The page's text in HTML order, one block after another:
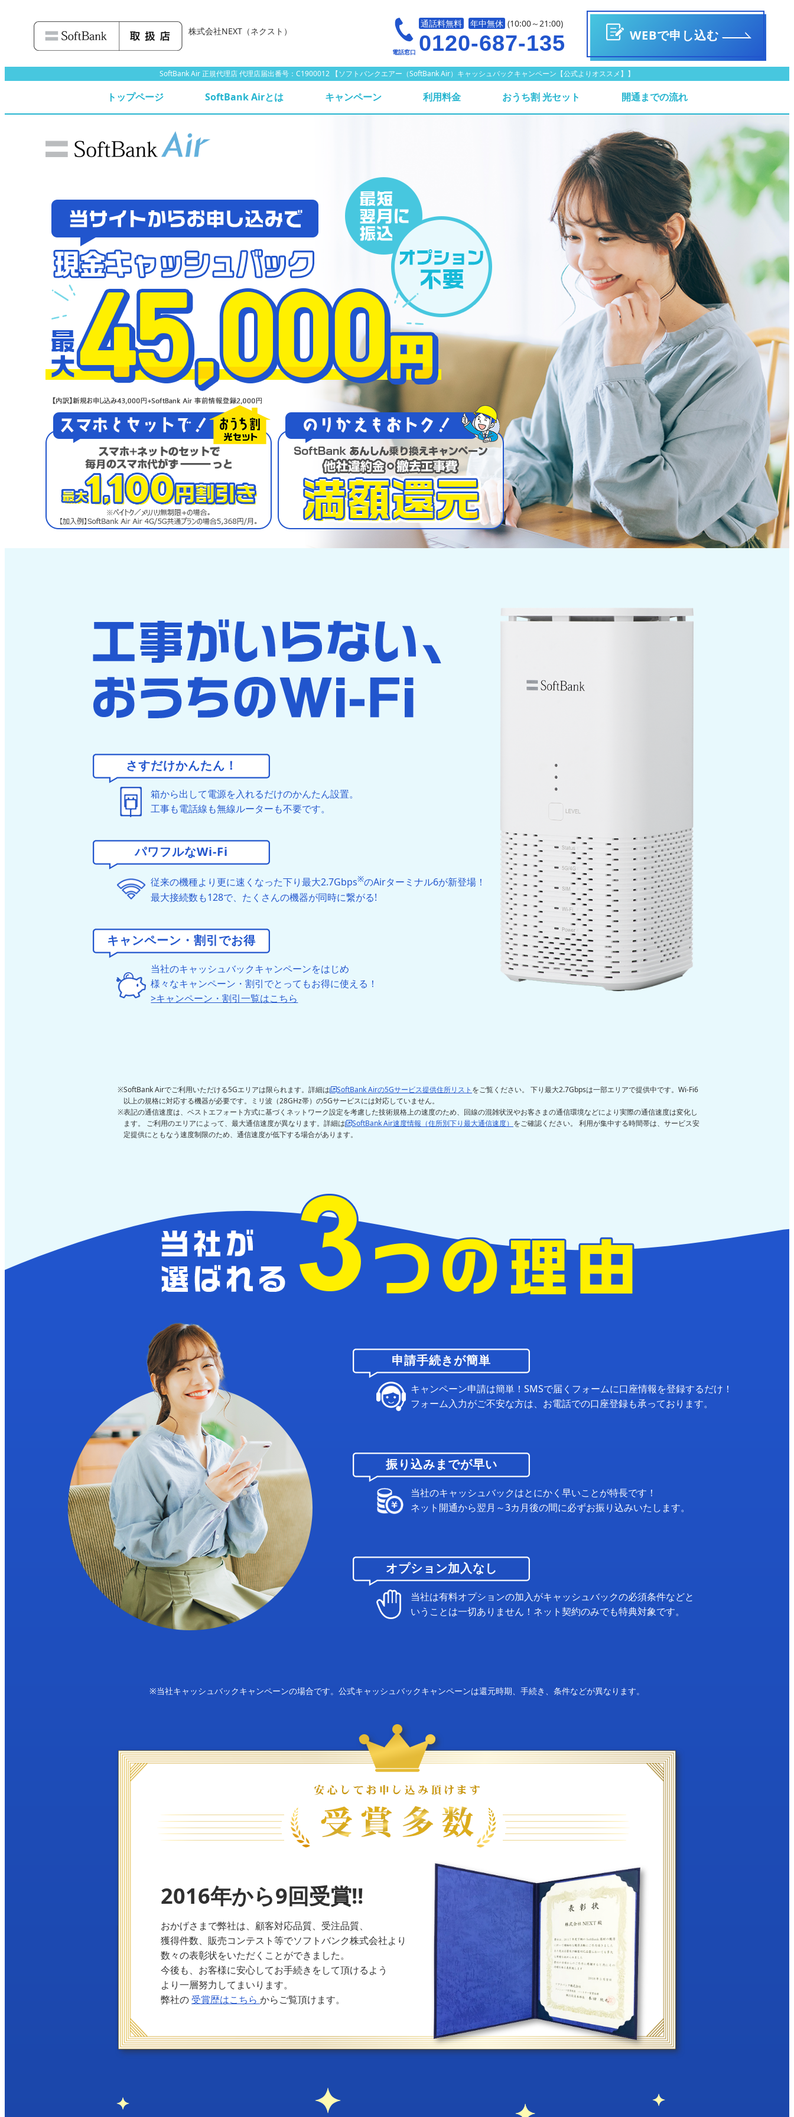
株式会社NEXT （ネクスト）
電話窓口
通話料無料 年中無休 (10:00～21:00)
0120-687-135 WEBで申し込む
SoftBank Air 正規代理店 代理店届出番号：C1900012 【ソフトバンクエアー（SoftBank Air）キャッシュバックキャンペーン【公式よりオススメ】】
トップページ SoftBank Airとは キャンペーン 利用料金 おうち割 光セット 開通までの流れ
さすだけかんたん！
箱から出して電源を入れるだけのかんたん設置。
工事も電話線も無線ルーターも不要です。
パワフルなWi-Fi
従来の機種より更に速くなった下り最大2.7Gbps※のAirターミナル6が新登場！
最大接続数も128で、たくさんの機器が同時に繋がる!
キャンペーン・割引でお得
当社のキャッシュバックキャンペーンをはじめ
様々なキャンペーン・割引でとってもお得に使える！
>キャンペーン・割引一覧はこちら
SoftBank Airでご利用いただける5Gエリアは限られます。詳細は SoftBank Airの5Gサービス提供住所リスト をご覧ください。 下り最大2.7Gbpsは一部エリアで提供中です。Wi-Fi6
以上の規格に対応する機器が必要です。ミリ波（28GHz帯）の5Gサービスには対応していません。
表記の通信速度は、ベストエフォート方式に基づくネットワーク設定を考慮した技術規格上の速度のため、回線の混雑状況やお客さまの通信環境などにより実際の通信速度は変化し
ます。 ご利用のエリアによって、最大通信速度が異なります。詳細は
SoftBank Air速度情報（住所別下り最大通信速度） をご確認ください。 利用が集中する時間帯は、サービス安
定提供にともなう速度制限のため、通信速度が低下する場合があります。
申請手続きが簡単
キャンペーン申請は簡単！SMSで届くフォームに口座情報を登録するだけ！
フォーム入力がご不安な方は、お電話での口座登録も承っております。
振り込みまでが早い
当社のキャッシュバックはとにかく早いことが特長です！
ネット開通から翌月～3カ月後の間に必ずお振り込みいたします。
オプション加入なし
当社は有料オプションの加入がキャッシュバックの必須条件などと
いうことは一切ありません！ネット契約のみでも特典対象です。
※当社キャッシュバックキャンペーンの場合です。公式キャッシュバックキャンペーンは還元時期、手続き、条件などが異なります。
2016年から9回受賞!!
おかげさまで弊社は、顧客対応品質、受注品質、
獲得件数、販売コンテスト等でソフトバンク株式会社より
数々の表彰状をいただくことができました。
今後も、お客様に安心してお手続きをして頂けるよう
より一層努力してまいります。
弊社の 受賞歴はこちらからご覧頂けます。